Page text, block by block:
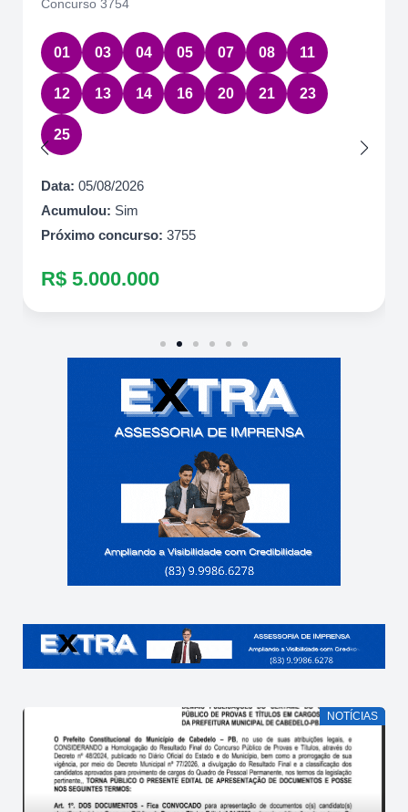
Concurso 3754
01 03 04 05 07 08 11
12 13 14 16 20 21 23
25
Data: 05/08/2026
Acumulou: Sim
Próximo concurso: 3755
R$ 5.000.000
NOTÍCIAS